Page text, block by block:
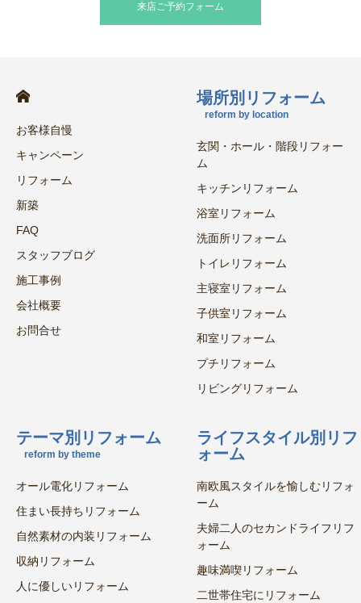
来店ご予約フォーム
お客様自慢
キャンペーン
リフォーム
新築
FAQ
スタッフブログ
施工事例
会社概要
お問合せ
場所別リフォーム
reform by location
玄関・ホール・階段リフォー
ム
キッチンリフォーム
浴室リフォーム
洗面所リフォーム
トイレリフォーム
主寝室リフォーム
子供室リフォーム
和室リフォーム
プチリフォーム
リビングリフォーム
テーマ別リフォーム
reform by theme
オール電化リフォーム
住まい長持ちリフォーム
自然素材の内装リフォーム
収納リフォーム
人に優しいリフォーム
ライフスタイル別リフ
ォーム
南欧風スタイルを愉しむリフォ
ーム
夫婦二人のセカンドライフリフ
ォーム
趣味満喫リフォーム
二世帯住宅にリフォーム